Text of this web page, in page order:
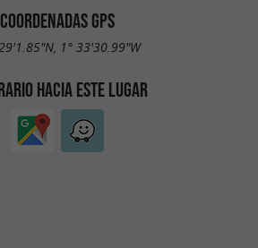
COORDENADAS GPS
1° 33'30.99"W
HACIA ESTE LUGAR